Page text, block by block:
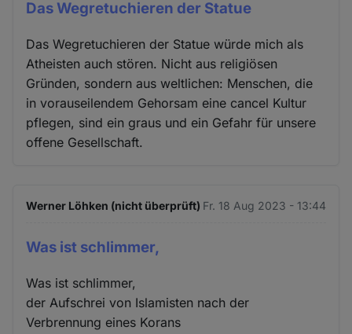
Das Wegretuchieren der Statue
Das Wegretuchieren der Statue würde mich als
Atheisten auch stören. Nicht aus religiösen
Gründen, sondern aus weltlichen: Menschen, die
in vorauseilendem Gehorsam eine cancel Kultur
pflegen, sind ein graus und ein Gefahr für unsere
offene Gesellschaft.
Werner Löhken (nicht überprüft) Fr. 18 Aug 2023 - 13:44
Was ist schlimmer,
Was ist schlimmer,
der Aufschrei von Islamisten nach der
Verbrennung eines Korans